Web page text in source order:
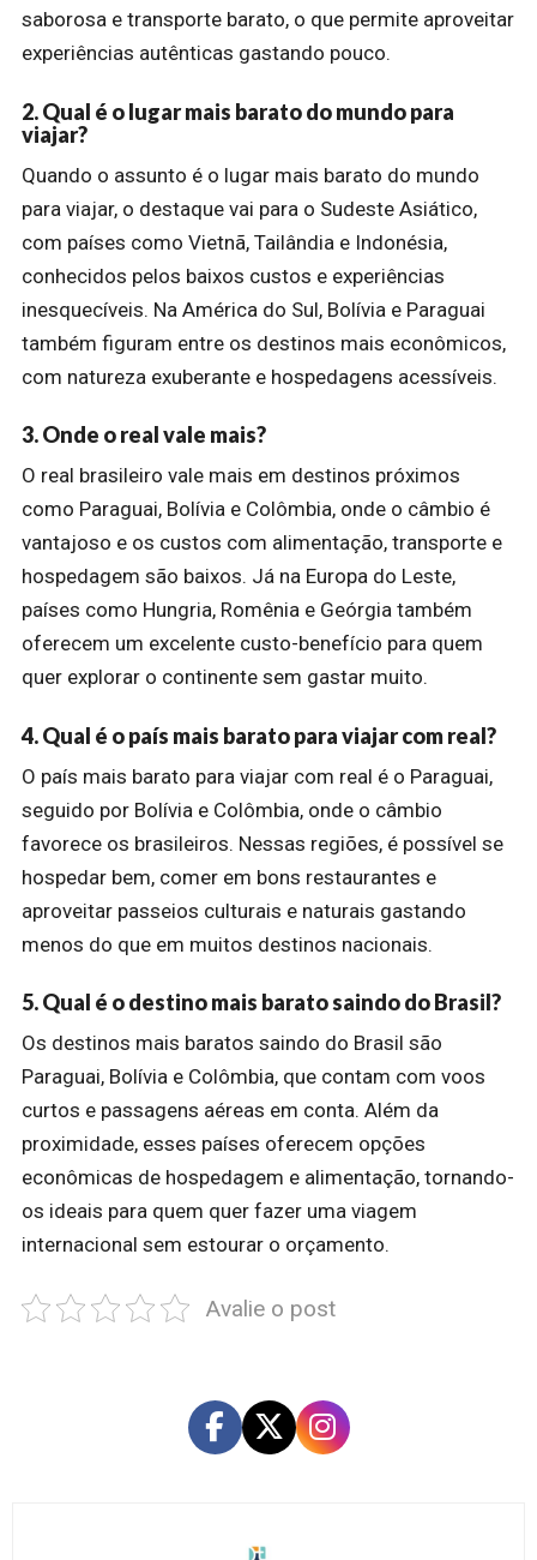
saborosa e transporte barato, o que permite aproveitar
experiências autênticas gastando pouco.
2. Qual é o lugar mais barato do mundo para
viajar?
Quando o assunto é o lugar mais barato do mundo
para viajar, o destaque vai para o Sudeste Asiático,
com países como Vietnã, Tailândia e Indonésia,
conhecidos pelos baixos custos e experiências
inesquecíveis. Na América do Sul, Bolívia e Paraguai
também figuram entre os destinos mais econômicos,
com natureza exuberante e hospedagens acessíveis.
3. Onde o real vale mais?
O real brasileiro vale mais em destinos próximos
como Paraguai, Bolívia e Colômbia, onde o câmbio é
vantajoso e os custos com alimentação, transporte e
hospedagem são baixos. Já na Europa do Leste,
países como Hungria, Romênia e Geórgia também
oferecem um excelente custo-benefício para quem
quer explorar o continente sem gastar muito.
4. Qual é o país mais barato para viajar com real?
O país mais barato para viajar com real é o Paraguai,
seguido por Bolívia e Colômbia, onde o câmbio
favorece os brasileiros. Nessas regiões, é possível se
hospedar bem, comer em bons restaurantes e
aproveitar passeios culturais e naturais gastando
menos do que em muitos destinos nacionais.
5. Qual é o destino mais barato saindo do Brasil?
Os destinos mais baratos saindo do Brasil são
Paraguai, Bolívia e Colômbia, que contam com voos
curtos e passagens aéreas em conta. Além da
proximidade, esses países oferecem opções
econômicas de hospedagem e alimentação, tornando-
os ideais para quem quer fazer uma viagem
internacional sem estourar o orçamento.
Avalie o post